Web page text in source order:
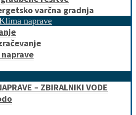
varčna gradnja
naprave
– ZBIRALNIKI VODE